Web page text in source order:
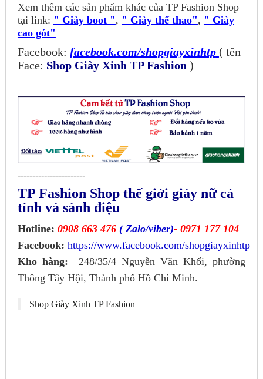
Xem thêm các sản phẩm khác của TP Fashion Shop
tại link: " Giày boot ", " Giày thể thao", " Giày
cao gót"
Facebook: facebook.com/shopgiayxinhtp ( tên
Face: Shop Giày Xinh TP Fashion )
-----------------------
TP Fashion Shop thế giới giày nữ cá
tính và sành điệu
Hotline: 0908 663 476 ( Zalo/viber)- 0971 177 104
Facebook: https://www.facebook.com/shopgiayxinhtp
Kho hàng: 248/35/4 Nguyễn Văn Khối, phường
Thông Tây Hội, Thành phố Hồ Chí Minh.
Shop Giày Xinh TP Fashion